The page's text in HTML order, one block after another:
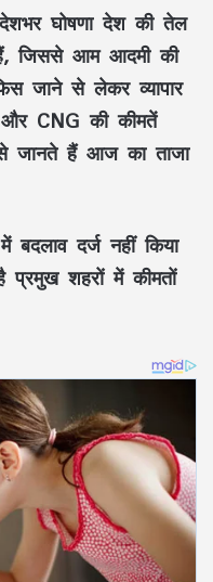
घोषणा देश की तेल
जिससे आम आदमी की
जाने से लेकर व्यापार
CNG की कीमतें
जानते हैं आज का ताजा
दर्ज नहीं किया
शहरों में कीमतों